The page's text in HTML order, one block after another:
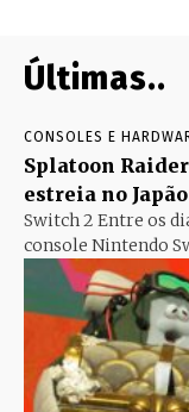
Últimas..
CONSOLES E
Splatoon
estreia no Japão
Switch 2 Entre os
console Nintendo